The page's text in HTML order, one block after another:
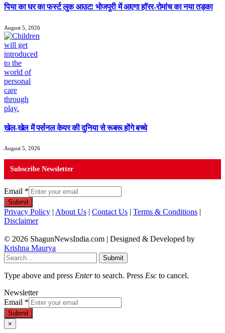
पिया का घर का फर्स्ट लुक आउट! भोजपुरी में आएगा हॉरर-रोमांच का नया तड़का
August 5, 2026
खेल-खेल में पर्सनल केयर की दुनिया से रूबरू होंगे बच्चे
August 5, 2026
Subscribe Newsletter
Email *
Submit
Privacy Policy | About Us | Contact Us | Terms & Conditions |
Disclaimer
© 2026 ShagunNewsIndia.com | Designed & Developed by
Krishna Maurya
Submit
Type above and press Enterto search. Press Esc to cancel.
Newsletter
Email *
Submit
×